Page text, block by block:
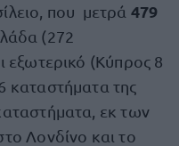
που μετρά 479
(272
εξωτερικό (Κύπρος 8
καταστήματα της
εκ των
Λονδίνο και το